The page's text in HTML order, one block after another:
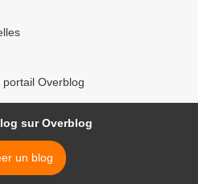
Overblog
sur Overblog
un blog